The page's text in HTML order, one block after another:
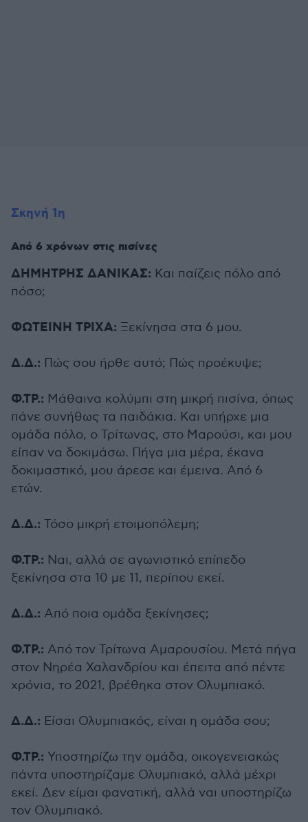
Σκηνή 1η
Από 6 χρόνων στις πισίνες
ΔΗΜΗΤΡΗΣ ΔΑΝΙΚΑΣ: Και παίζεις πόλο από
πόσο;
ΦΩΤΕΙΝΗ ΤΡΙΧΑ: Ξεκίνησα στα 6 μου.
Δ.Δ.: Πώς σου ήρθε αυτό; Πώς προέκυψε;
Φ.ΤΡ.: Μάθαινα κολύμπι στη μικρή πισίνα, όπως
πάνε συνήθως τα παιδάκια. Και υπήρχε μια
ομάδα πόλο, ο Τρίτωνας, στο Μαρούσι, και μου
είπαν να δοκιμάσω. Πήγα μια μέρα, έκανα
δοκιμαστικό, μου άρεσε και έμεινα. Από 6
ετών.
Δ.Δ.: Τόσο μικρή ετοιμοπόλεμη;
Φ.ΤΡ.: Ναι, αλλά σε αγωνιστικό επίπεδο
ξεκίνησα στα 10 με 11, περίπου εκεί.
Δ.Δ.: Από ποια ομάδα ξεκίνησες;
Φ.ΤΡ.: Από τον Τρίτωνα Αμαρουσίου. Μετά πήγα
στον Νηρέα Χαλανδρίου και έπειτα από πέντε
χρόνια, το 2021, βρέθηκα στον Ολυμπιακό.
Δ.Δ.: Είσαι Ολυμπιακός, είναι η ομάδα σου;
Φ.ΤΡ.: Υποστηρίζω την ομάδα, οικογενειακώς
πάντα υποστηρίζαμε Ολυμπιακό, αλλά μέχρι
εκεί. Δεν είμαι φανατική, αλλά ναι υποστηρίζω
τον Ολυμπιακό.